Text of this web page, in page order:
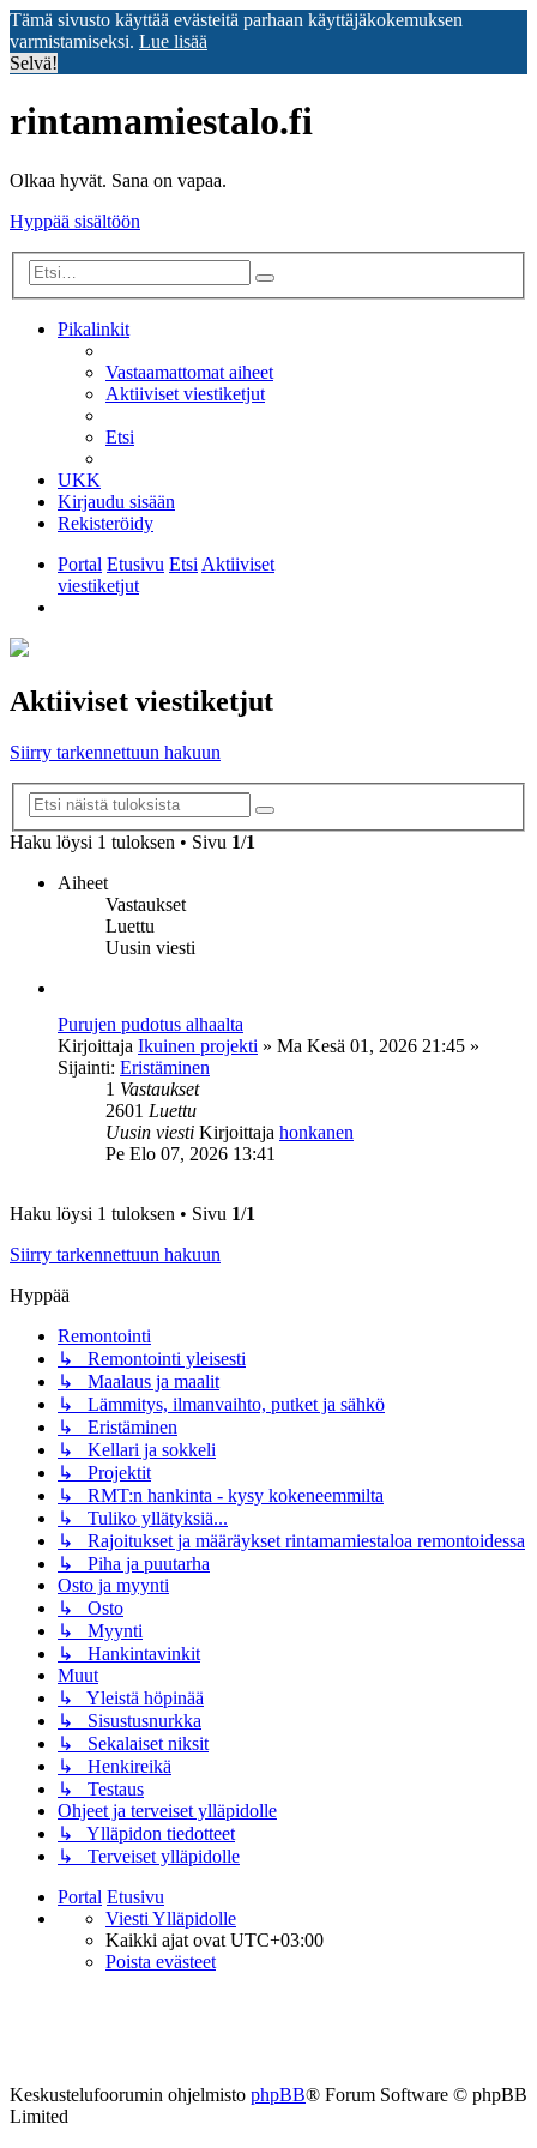
Tämä sivusto käyttää evästeitä parhaan käyttäjäkokemuksen
varmistamiseksi. Lue lisää
Selvä!
rintamamiestalo.fi
Olkaa hyvät. Sana on vapaa.
Hyppää sisältöön
Etsi
Pikalinkit
Vastaamattomat aiheet
Aktiiviset viestiketjut
Etsi
UKK
Kirjaudu sisään
Rekisteröidy
Portal Etusivu EtsiAktiiviset
viestiketjut
Aktiiviset viestiketjut
Siirry tarkennettuun hakuun
Etsi
Haku löysi 1 tuloksen • Sivu 1/1
Aiheet
Vastaukset
Luettu
Uusin viesti
Purujen pudotus alhaalta
Kirjoittaja Ikuinen projekti » Ma Kesä 01, 2026 21:45 »
Sijainti: Eristäminen
1 Vastaukset
2601 Luettu
Uusin viesti Kirjoittaja honkanen
Pe Elo 07, 2026 13:41
Haku löysi 1 tuloksen • Sivu 1/1
Siirry tarkennettuun hakuun
Hyppää
Remontointi
↳ Remontointi yleisesti
↳ Maalaus ja maalit
↳ Lämmitys, ilmanvaihto, putket ja sähkö
↳ Eristäminen
↳ Kellari ja sokkeli
↳ Projektit
↳ RMT:n hankinta - kysy kokeneemmilta
↳ Tuliko yllätyksiä...
↳ Rajoitukset ja määräykset rintamamiestaloa remontoidessa
↳ Piha ja puutarha
Osto ja myynti
↳ Osto
↳ Myynti
↳ Hankintavinkit
Muut
↳ Yleistä höpinää
↳ Sisustusnurkka
↳ Sekalaiset niksit
↳ Henkireikä
↳ Testaus
Ohjeet ja terveiset ylläpidolle
↳ Ylläpidon tiedotteet
↳ Terveiset ylläpidolle
Portal Etusivu
Viesti Ylläpidolle
Kaikki ajat ovat UTC+03:00
Poista evästeet
Keskustelufoorumin ohjelmisto phpBB® Forum Software © phpBB
Limited